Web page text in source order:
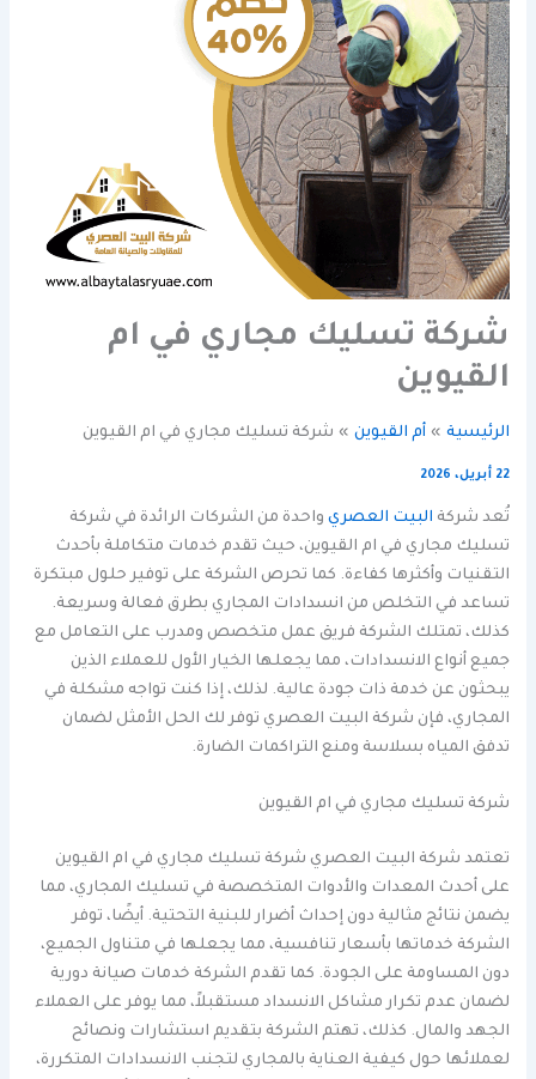
شركة تسليك مجاري في ام
القيوين
الرئيسية أم القيوين شركة تسليك مجاري في ام القيوين
22 أبريل، 2026
تُعد شركة البيت العصري واحدة من الشركات الرائدة في شركة
تسليك مجاري في ام القيوين، حيث تقدم خدمات متكاملة بأحدث
التقنيات وأكثرها كفاءة. كما تحرص الشركة على توفير حلول مبتكرة
تساعد في التخلص من انسدادات المجاري بطرق فعالة وسريعة.
كذلك، تمتلك الشركة فريق عمل متخصص ومدرب على التعامل مع
جميع أنواع الانسدادات، مما يجعلها الخيار الأول للعملاء الذين
يبحثون عن خدمة ذات جودة عالية. لذلك، إذا كنت تواجه مشكلة في
المجاري، فإن شركة البيت العصري توفر لك الحل الأمثل لضمان
تدفق المياه بسلاسة ومنع التراكمات الضارة.
شركة تسليك مجاري في ام القيوين
تعتمد شركة البيت العصري شركة تسليك مجاري في ام القيوين
على أحدث المعدات والأدوات المتخصصة في تسليك المجاري، مما
يضمن نتائج مثالية دون إحداث أضرار للبنية التحتية. أيضًا، توفر
الشركة خدماتها بأسعار تنافسية، مما يجعلها في متناول الجميع،
دون المساومة على الجودة. كما تقدم الشركة خدمات صيانة دورية
لضمان عدم تكرار مشاكل الانسداد مستقبلاً، مما يوفر على العملاء
الجهد والمال. كذلك، تهتم الشركة بتقديم استشارات ونصائح
لعملائها حول كيفية العناية بالمجاري لتجنب الانسدادات المتكررة،